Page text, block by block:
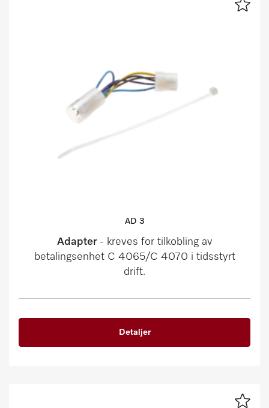
AD 3
Adapter - kreves for tilkobling av
betalingsenhet C 4065/C 4070 i tidsstyrt
drift.
Detaljer